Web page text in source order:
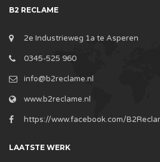
B2 RECLAME
2e Industrieweg 1a te Asperen
0345-525 960
info@b2reclame.nl
www.b2reclame.nl
https://www.facebook.com/
LAATSTE WERK